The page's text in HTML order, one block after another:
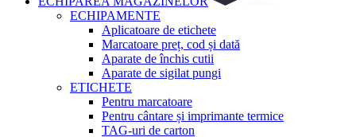
ECHIPAMENTE
Aplicatoare de etichete
Marcatoare preț, cod și dată
Aparate de închis cutii
Aparate de sigilat pungi
ETICHETE
Pentru marcatoare
Pentru cântare și imprimante termice
TAG-uri de carton